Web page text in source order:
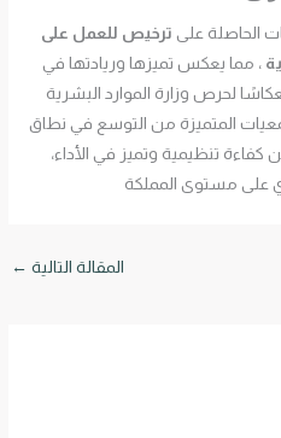
الحاصلة على ترخيص للعمل على
، مما يعكس تميزها وريادتها في
لحرص وزارة الموارد البشرية
المتميزة من التوسع في نطاق
كفاءة تنظيمية وتميز في الأداء،
على مستوى المملكة
المقالة التالية ←